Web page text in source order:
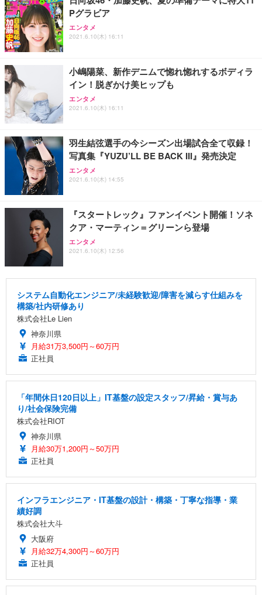
Pグラビア
エンタメ
2021.6.10(木) 16:11
小嶋陽菜、新作デニムで惚れ惚れするボディラ
イン！脱ぎかけ美ヒップも
エンタメ
2021.6.10(木) 16:11
羽生結弦選手の今シーズン出場試合全て収録！
写真集『YUZU’LL BE BACK III』発売決定
エンタメ
2021.6.10(木) 14:55
『スタートレック』ファンイベント開催！ソネ
クア・マーティン＝グリーンら登場
エンタメ
2021.6.10(木) 12:56
システム自動化エンジニア/未経験歓迎/障害を減らす仕組みを
構築/社内研修あり
株式会社Le Lien
神奈川県
月給31万3,500円～60万円
正社員
「年間休日120日以上」IT基盤の設定スタッフ/昇給・賞与あ
り/社会保険完備
株式会社RIOT
神奈川県
月給30万1,200円～50万円
正社員
インフラエンジニア・IT基盤の設計・構築・丁寧な指導・業
績好調
株式会社大斗
大阪府
月給32万4,300円～60万円
正社員